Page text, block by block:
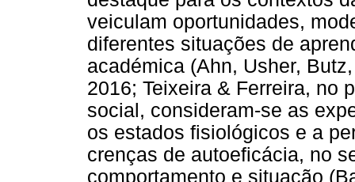
veiculam oportunidades,
diferentes situações de
académica (Ahn, Usher,
2016; Teixeira & Ferreira, no
social, consideram-se as
os estados fisiológicos e a
crenças de autoeficácia, no
comportamento e situação